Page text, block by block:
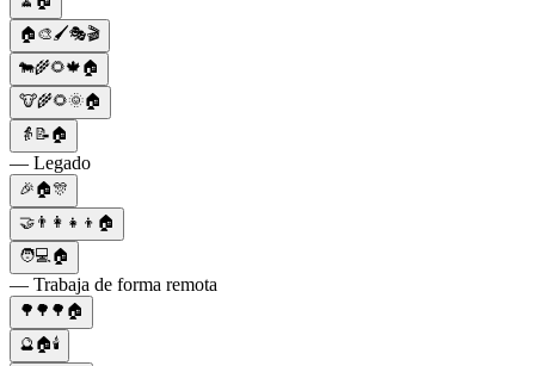
🏠🎨🖌️🎭🎬
🐄🌾🌻🍁🏠
🐮🌾🌻🌞🏠
👵📝🏠
— Legado
🎉🏠🎊
🤝👨‍👩‍👧‍👦🏠
🧑💻🏠
— Trabaja de forma remota
🌳🌳🌳🏠
🔮🏠🕯